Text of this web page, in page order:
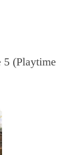
5 (Playtime